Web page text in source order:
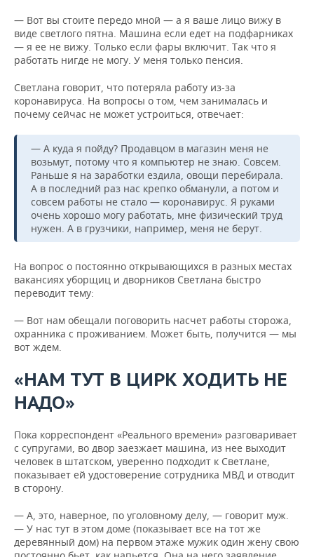
— Вот вы стоите передо мной — а я ваше лицо вижу в
виде светлого пятна. Машина если едет на подфарниках
— я ее не вижу. Только если фары включит. Так что я
работать нигде не могу. У меня только пенсия.
Светлана говорит, что потеряла работу из-за
коронавируса. На вопросы о том, чем занималась и
почему сейчас не может устроиться, отвечает:
— А куда я пойду? Продавцом в магазин меня не
возьмут, потому что я компьютер не знаю. Совсем.
Раньше я на заработки ездила, овощи перебирала.
А в последний раз нас крепко обманули, а потом и
совсем работы не стало — коронавирус. Я руками
очень хорошо могу работать, мне физический труд
нужен. А в грузчики, например, меня не берут.
На вопрос о постоянно открывающихся в разных местах
вакансиях уборщиц и дворников Светлана быстро
переводит тему:
— Вот нам обещали поговорить насчет работы сторожа,
охранника с проживанием. Может быть, получится — мы
вот ждем.
«НАМ ТУТ В ЦИРК ХОДИТЬ НЕ
НАДО»
Пока корреспондент «Реального времени» разговаривает
с супругами, во двор заезжает машина, из нее выходит
человек в штатском, уверенно подходит к Светлане,
показывает ей удостоверение сотрудника МВД и отводит
в сторону.
— А, это, наверное, по уголовному делу, — говорит муж.
— У нас тут в этом доме (показывает все на тот же
деревянный дом) на первом этаже мужик один жену свою